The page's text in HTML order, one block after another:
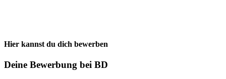
Hier kannst du dich bewerben
Deine Bewerbung bei BD